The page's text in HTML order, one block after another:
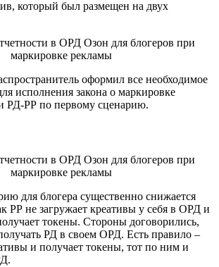
который был размещен на двух
оформил все необходимое
исполнения закона о маркировке
РД-РР по первому сценарию.
для блогера существенно снижается
РР не загружает креативы у себя в ОРД и
токены. Стороны договорились,
РД в своем ОРД. Есть правило –
и получает токены, тот по ним и